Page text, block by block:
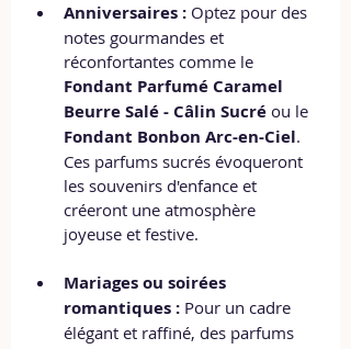
Anniversaires : Optez pour des
notes gourmandes et
réconfortantes comme le
Fondant Parfumé Caramel
Beurre Salé - Câlin Sucré ou le
Fondant Bonbon Arc-en-Ciel.
Ces parfums sucrés évoqueront
les souvenirs d'enfance et
créeront une atmosphère
joyeuse et festive.
Mariages ou soirées
romantiques : Pour un cadre
élégant et raffiné, des parfums